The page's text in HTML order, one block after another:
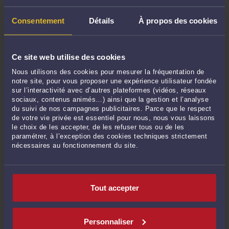
Consentement Détails À propos des cookies
Ce site web utilise des cookies
Nous utilisons des cookies pour mesurer la fréquentation de
notre site, pour vous proposer une expérience utilisateur fondée
sur l’interactivité avec d’autres plateformes (vidéos, réseaux
sociaux, contenus animés…) ainsi que la gestion et l’analyse
du suivi de nos campagnes publicitaires. Parce que le respect
de votre vie privée est essentiel pour nous, nous vous laissons
le choix de les accepter, de les refuser tous ou de les
paramétrer, à l’exception des cookies techniques strictement
nécessaires au fonctionnement du site.
Tout accepter
Personnaliser
Appel de LibreJustice dans ChatGPT : l'assistant transmet la
requête au connecteur et affiche les sources renvoyées par
L'écran montre que l'assistant déclenche l'exécution d'un
outil LibreJusticeavant de rédiger. Ce point est central :
ne doit pas répondre seulement de mémoire